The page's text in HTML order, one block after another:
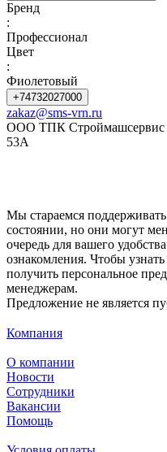
Бренд
:
Профессионал
Цвет
:
Фиолетовый
+74732027000
zakaz@sms-vrn.ru
ООО ТПК Строймашсервис
53А
Мы стараемся
состоянии, но они могут
очередь для вашего
ознакомления. Чтобы
получить персональное
менеджерам.
Предложение не является
Компания
О компании
Новости
Сотрудники
Вакансии
Помощь